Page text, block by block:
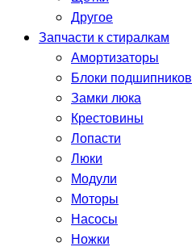
Другое
Запчасти к стиралкам
Амортизаторы
Блоки подшипников
Замки люка
Крестовины
Лопасти
Люки
Модули
Моторы
Насосы
Ножки